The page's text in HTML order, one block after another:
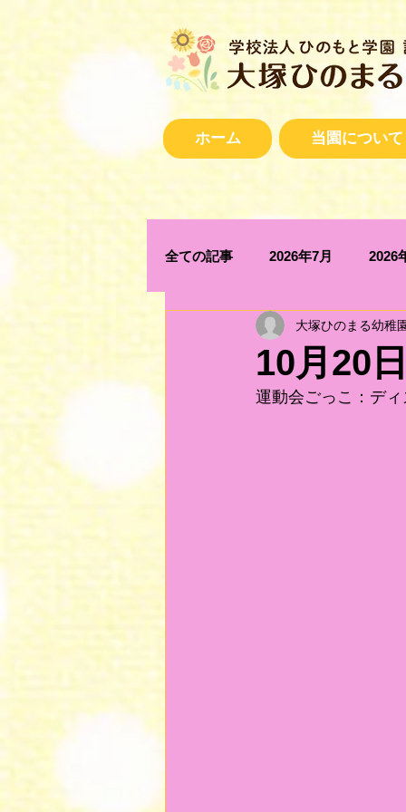
ホーム 当園について
全ての記事 2026年7月 2026
2025年12月 2025年11月
2025年4月 2025年3月
10月20
大塚ひのまる幼稚
運動会ごっこ：デ